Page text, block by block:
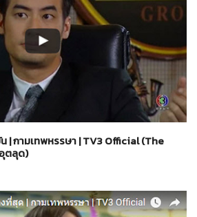
The Cupids บริษัทรักอุตลุด
| กามเทพหรรษา | TV3 Official (The
ตลุด)